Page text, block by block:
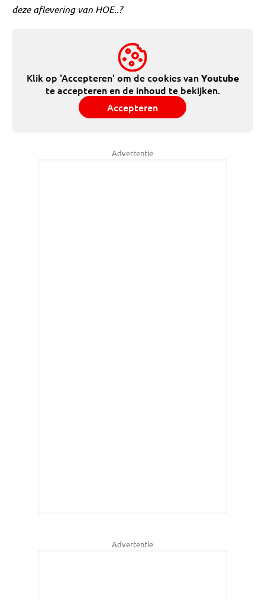
deze aflevering van HOE..?
Klik op 'Accepteren' om de cookies vanYoutube
te accepteren en de inhoud te bekijken.
Accepteren
Advertentie
Advertentie